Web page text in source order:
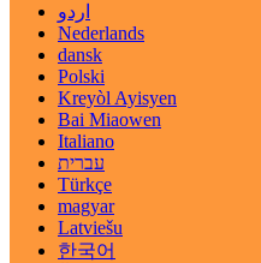
اردو
Nederlands
dansk
Polski
Kreyòl Ayisyen
Bai Miaowen
Italiano
עברית
Türkçe
magyar
Latviešu
한국어